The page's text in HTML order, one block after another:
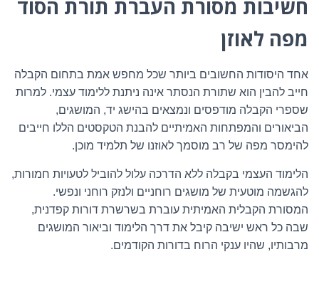
חשיבות מסורת העברת תורת הסוד
מפה לאוזן
אחד היסודות החשובים ביותר שכל מחפש אמת בתחום הקבלה
חייב להבין הוא שתורת הנסתר אינה ניתנת ללימוד עצמי. למרות
שספרי הקבלה מודפסים ונמצאים בהישג יד, המושגים,
הביאורים והמפתחות האמיתיים להבנת הטקסטים הללו חייבים
להימסר מפה של רב מוסמך לאוזנו של תלמיד מוכן.
הלימוד העצמי בקבלה ללא הדרכה עלול להוביל לטעויות חמורות,
להגשמה מוטעית של מושגים רוחניים ולנזק רוחני ונפשי.
המסורת הקבלית האמיתית עוברת בשרשרת דורות קפדנית,
שבה כל ראש ישיבה קיבל את דרך הלימוד וביאור המושגים
מרבותיו, שהיו ענקי הרוח בדורות הקודמים.